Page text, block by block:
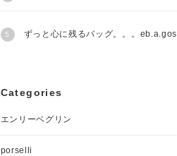
ずっと心に残るバッグ。。。eb.a.gos
Categories
エンリーベグリン
porselli